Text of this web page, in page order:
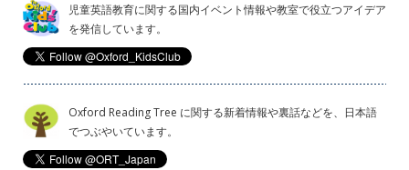
児童英語教育に関する国内イベント情報や教室で役立つアイデア
を発信しています。
Oxford Reading Tree に関する新着情報や裏話などを、日本語
でつぶやいています。